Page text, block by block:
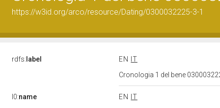
https://w3id.org/arco/resource/Dating/0300032225-3-1
rdfs: label EN
IT
Cronologia 1 del bene
l0:name EN
IT